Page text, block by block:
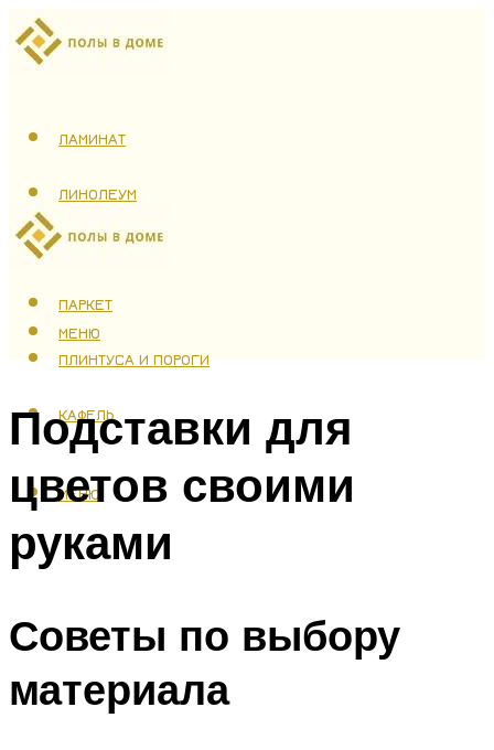
ЛАМИНАТ
ЛИНОЛЕУМ
ТЕПЛЫЙ ПОЛ
ПАРКЕТ
ПЛИНТУСА И ПОРОГИ
КАФЕЛЬ
МЕНЮ
МЕНЮ
Подставки для
цветов своими
руками
Советы по выбору
материала